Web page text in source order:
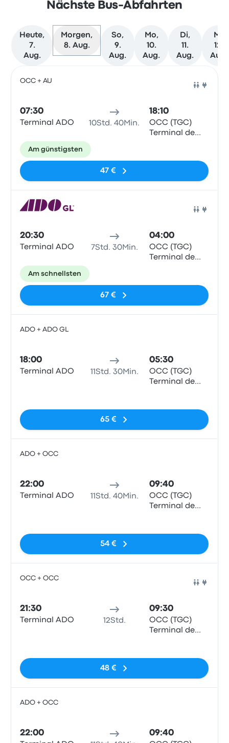
Nächste Bus-Abfahrten
Heute,
7.
Aug.
Morgen,
8. Aug.
So,
9.
Aug.
Mo,
10.
Aug.
Di,
11.
Aug.
Mi,
12.
Aug.
OCC + AU
07:30
Terminal ADO 10Std. 40Min.
18:10
OCC (TGC)
Terminal de
Am günstigsten
47 €
20:30
Terminal ADO 7Std. 30Min.
04:00
OCC (TGC)
Terminal de
Am schnellsten
67 €
ADO + ADO GL
18:00
Terminal ADO 11Std. 30Min.
05:30
OCC (TGC)
Terminal de
65 €
ADO + OCC
22:00
Terminal ADO 11Std. 40Min.
09:40
OCC (TGC)
Terminal de
54 €
OCC + OCC
21:30
Terminal ADO 12Std.
09:30
OCC (TGC)
Terminal de
48 €
ADO + OCC
22:00 09:40